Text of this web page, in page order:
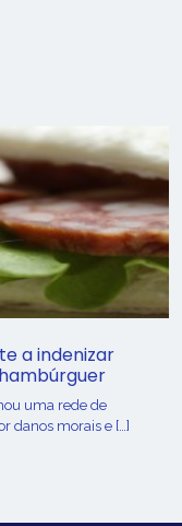
a indenizar
uma rede de
danos morais e […]